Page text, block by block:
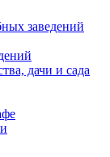
заведений
дачи и сада